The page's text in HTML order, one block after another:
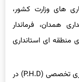
های وزارت کشور،
همدان، فرماندار
ای استانداری
آقای اسدالله عباسی متولد ۱۳۴۰ و دارای دکتری تخصصی (P.H.D) در